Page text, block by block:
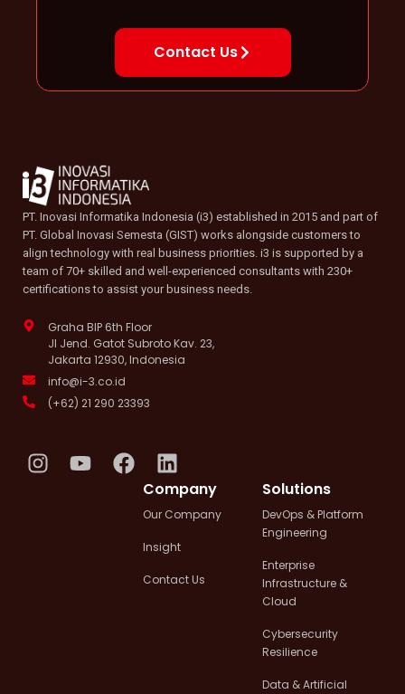
Contact Us
PT. Inovasi Informatika Indonesia (i3) established in 2015 and part of
PT. Global Inovasi Semesta (GIST) works alongside customers to
align technology with real business priorities. i3 is supported by a
team of 70+ skilled and well-experienced consultants with 230+
certifications to assist your business needs.
Graha BIP 6th Floor
Jl Jend. Gatot Subroto Kav. 23,
Jakarta 12930, Indonesia
info@i-3.co.id
(+62) 21 290 23393
I
n
Y
F
a
L
i
n
k
e
i
Company
Our Company
Insight
Contact Us
Solutions
DevOps & Platform
Engineering
Enterprise
Infrastructure &
Cloud
Cybersecurity
Resilience
Data & Artificial